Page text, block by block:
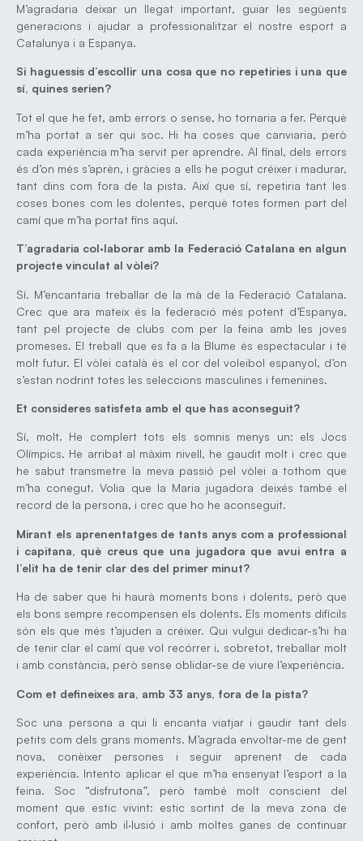
M’agradaria deixar un llegat important, guiar les següents
generacions i ajudar a professionalitzar el nostre esport a
Catalunya i a Espanya.
Si haguessis d’escollir una cosa que no repetiries i una que
sí, quines serien?
Tot el que he fet, amb errors o sense, ho tornaria a fer. Perquè
m’ha portat a ser qui soc. Hi ha coses que canviaria, però
cada experiència m’ha servit per aprendre. Al final, dels errors
és d’on més s’aprèn, i gràcies a ells he pogut créixer i madurar,
tant dins com fora de la pista. Així que sí, repetiria tant les
coses bones com les dolentes, perquè totes formen part del
camí que m’ha portat fins aquí.
T’agradaria col·laborar amb la Federació Catalana en algun
projecte vinculat al vòlei?
Sí. M’encantaria treballar de la mà de la Federació Catalana.
Crec que ara mateix és la federació més potent d’Espanya,
tant pel projecte de clubs com per la feina amb les joves
promeses. El treball que es fa a la Blume és espectacular i té
molt futur. El vòlei català és el cor del voleibol espanyol, d’on
s’estan nodrint totes les seleccions masculines i femenines.
Et consideres satisfeta amb el que has aconseguit?
Sí, molt. He complert tots els somnis menys un: els Jocs
Olímpics. He arribat al màxim nivell, he gaudit molt i crec que
he sabut transmetre la meva passió pel vòlei a tothom que
m’ha conegut. Volia que la Maria jugadora deixés també el
record de la persona, i crec que ho he aconseguit.
Mirant els aprenentatges de tants anys com a professional
i capitana, què creus que una jugadora que avui entra a
l’elit ha de tenir clar des del primer minut?
Ha de saber que hi haurà moments bons i dolents, però que
els bons sempre recompensen els dolents. Els moments difícils
són els que més t’ajuden a créixer. Qui vulgui dedicar-s’hi ha
de tenir clar el camí que vol recórrer i, sobretot, treballar molt
i amb constància, però sense oblidar-se de viure l’experiència.
Com et defineixes ara, amb 33 anys, fora de la pista?
Soc una persona a qui li encanta viatjar i gaudir tant dels
petits com dels grans moments. M’agrada envoltar-me de gent
nova, conèixer persones i seguir aprenent de cada
experiència. Intento aplicar el que m’ha ensenyat l’esport a la
feina. Soc “disfrutona”, però també molt conscient del
moment que estic vivint: estic sortint de la meva zona de
confort, però amb il·lusió i amb moltes ganes de continuar